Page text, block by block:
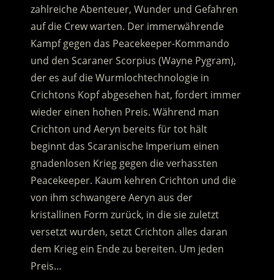
zahlreiche Abenteuer, Wunder und Gefahren
auf die Crew warten. Der immerwährende
Kampf gegen das Peacekeeper-Kommando
und den Scaraner Scorpius (Wayne Pygram),
der es auf die Wurmlochtechnologie in
Crichtons Kopf abgesehen hat, fordert immer
wieder einen hohen Preis. Während man
Crichton und Aeryn bereits für tot hält
beginnt das Scaranische Imperium einen
gnadenlosen Krieg gegen die verhassten
Peacekeeper. Kaum kehren Crichton und die
von ihm schwangere Aeryn aus der
kristallinen Form zurück, in die sie zuletzt
versetzt wurden, setzt Crichton alles daran
dem Krieg ein Ende zu bereiten. Um jeden
Preis…